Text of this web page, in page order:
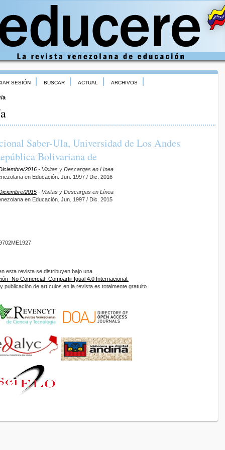
SESIÓN BUSCAR ACTUAL ARCHIVOS
a
Saber-Ula, Universidad de Los Andes
Bolivariana de
2016 - Visitas y Descargas en Línea
en Educación. Jun. 1997 / Dic. 2016
2015 - Visitas y Descargas en Línea
en Educación. Jun. 1997 / Dic. 2015
esta revista se distribuyen bajo una
-No Comercial- Compartir Igual 4.0 Internacional.
publicación de artículos en la revista es totalmente gratuito.